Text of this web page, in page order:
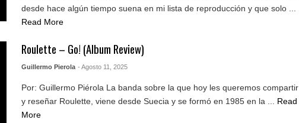
desde hace algún tiempo suena en mi lista de reproducción y que solo ...
Read More
Roulette – Go! (Album Review)
Guillermo Pierola - Agosto 11, 2025
Por: Guillermo Piérola La banda sobre la que hoy les queremos compartir
y reseñar Roulette, viene desde Suecia y se formó en 1985 en la ...
Read
More